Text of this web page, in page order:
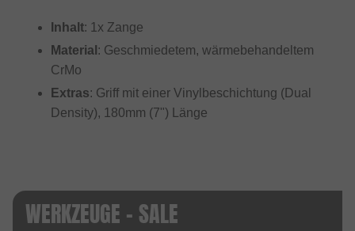
Inhalt: 1x Zange
Material : Geschmiedetem, wärmebehandeltem
CrMo
Extras: Griff mit einer Vinylbeschichtung (Dual
Density), 180mm (7") Länge
WERKZEUGE - SALE